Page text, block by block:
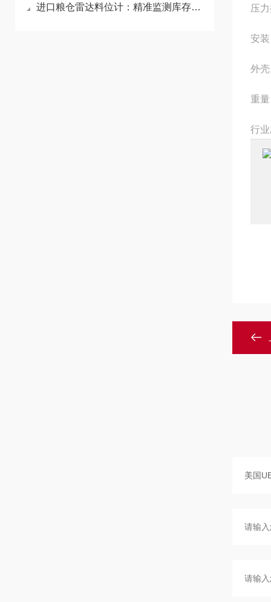
进口粮仓雷达料位计：精准监测库存的“智慧之眼” 压
安
外
重
行